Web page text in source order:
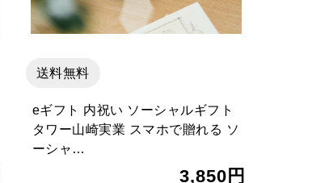
送料無料
eギフト 内祝い ソーシャルギフト
タワー山崎実業 スマホで贈れる ソ
ーシャ…
3,850円